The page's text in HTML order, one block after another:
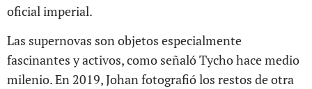
oficial imperial.
Las supernovas son objetos especialmente
fascinantes y activos, como señaló Tycho hace medio
milenio. En 2019, Johan fotografió los restos de otra